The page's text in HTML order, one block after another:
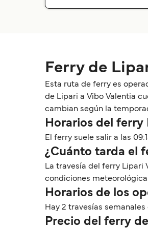
Ferry de
Esta ruta de ferry es
de Lipari a Vibo Valentia
cambian según la
Horarios del ferry
El ferry suele salir a las
¿Cuánto tarda el
La travesía del ferry Lipari
condiciones
Horarios de los
Hay 2 travesías
Precio del ferry